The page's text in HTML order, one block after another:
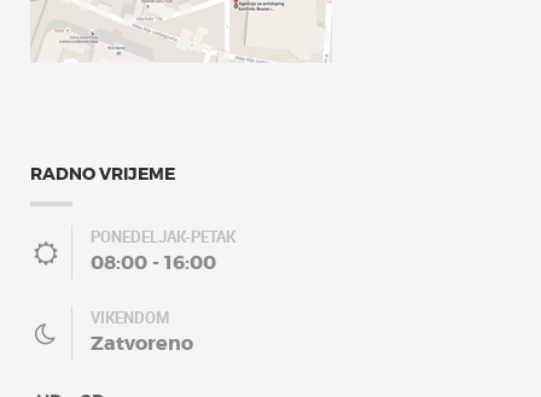
RADNO VRIJEME
PONEDELJAK-PETAK
08:00 - 16:00
VIKENDOM
Zatvoreno